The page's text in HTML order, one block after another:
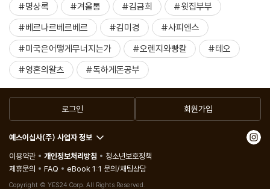
#명상록
#겨울통 #김금희
#윗집부부
#베르나르베르베르
#김미경
#사피엔스
#미국은어떻게무너지는가
#오렌지와빵칼
#테오
#영혼의왈츠
#독하게돈공부
로그인 회원가입
예스이십사(주) 사업자 정보
이용약관
개인정보처리방침
청소년보호정책
제휴문의
FAQ eBook 1:1 문의/채팅상담
Copyright © YES24 Corp. All Rights Reserved.